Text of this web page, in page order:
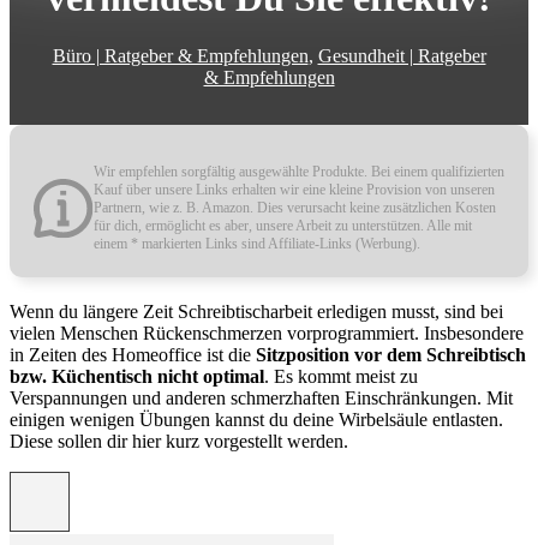
Büro | Ratgeber & Empfehlungen, Gesundheit | Ratgeber
& Empfehlungen
Wir empfehlen sorgfältig ausgewählte Produkte. Bei einem qualifizierten
Kauf über unsere Links erhalten wir eine kleine Provision von unseren
Partnern, wie z. B. Amazon. Dies verursacht keine zusätzlichen Kosten
für dich, ermöglicht es aber, unsere Arbeit zu unterstützen. Alle mit
einem * markierten Links sind Affiliate-Links (Werbung).
Wenn du längere Zeit Schreibtischarbeit erledigen musst, sind bei
vielen Menschen Rückenschmerzen vorprogrammiert. Insbesondere
in Zeiten des Homeoffice ist die Sitzposition vor dem Schreibtisch
bzw. Küchentisch nicht optimal. Es kommt meist zu
Verspannungen und anderen schmerzhaften Einschränkungen. Mit
einigen wenigen Übungen kannst du deine Wirbelsäule entlasten.
Diese sollen dir hier kurz vorgestellt werden.